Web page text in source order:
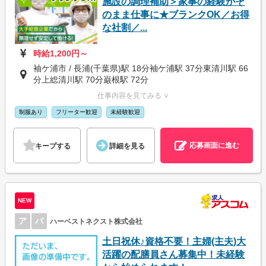
のまま仕事に★ブランクOK／お得
な社割／...
時給1,200円～
袖ケ浦市 / 長浦(千葉県)駅 18分袖ケ浦駅 37分東清川駅 66
分上総清川駅 70分巌根駅 72分
仕事内容を見てみる ∨
制服あり フリーター歓迎 未経験歓迎
キープする 詳細を見る 応募画面に進む
NEW
ア パ ハーベストネクスト株式会社
土日祝休♪資格不要！主婦(主夫)大
活躍の配膳員さん募集中！未経験